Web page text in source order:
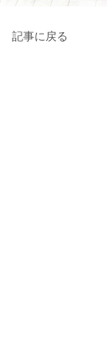
記事に戻る